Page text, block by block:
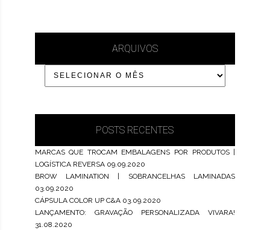
ARQUIVOS
POSTS RECENTES
MARCAS QUE TROCAM EMBALAGENS POR PRODUTOS |
LOGÍSTICA REVERSA 09.09.2020
BROW LAMINATION | SOBRANCELHAS LAMINADAS
03.09.2020
CÁPSULA COLOR UP C&A 03.09.2020
LANÇAMENTO: GRAVAÇÃO PERSONALIZADA VIVARA!
31.08.2020